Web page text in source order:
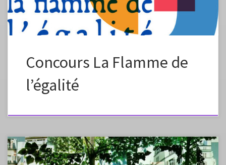
Concours La Flamme de
l’égalité